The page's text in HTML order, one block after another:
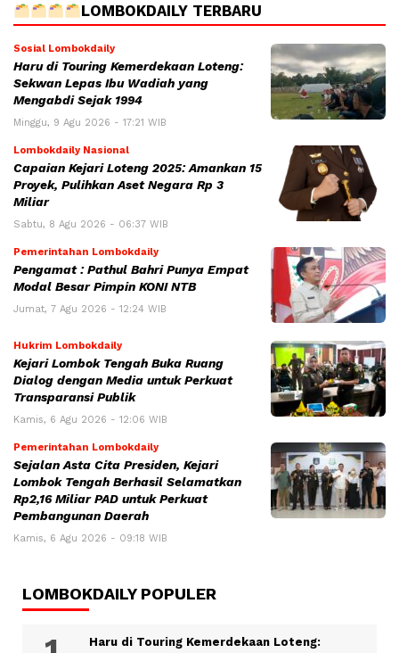
LOMBOKDAILY TERBARU
Sosial Lombokdaily
Haru di Touring Kemerdekaan Loteng:
Sekwan Lepas Ibu Wadiah yang
Mengabdi Sejak 1994
Minggu, 9 Agu 2026 - 17:21 WIB
Lombokdaily Nasional
Capaian Kejari Loteng 2025: Amankan 15
Proyek, Pulihkan Aset Negara Rp 3
Miliar
Sabtu, 8 Agu 2026 - 06:37 WIB
Pemerintahan Lombokdaily
Pengamat : Pathul Bahri Punya Empat
Modal Besar Pimpin KONI NTB
Jumat, 7 Agu 2026 - 12:24 WIB
Hukrim Lombokdaily
Kejari Lombok Tengah Buka Ruang
Dialog dengan Media untuk Perkuat
Transparansi Publik
Kamis, 6 Agu 2026 - 12:06 WIB
Pemerintahan Lombokdaily
Sejalan Asta Cita Presiden, Kejari
Lombok Tengah Berhasil Selamatkan
Rp2,16 Miliar PAD untuk Perkuat
Pembangunan Daerah
Kamis, 6 Agu 2026 - 09:18 WIB
LOMBOKDAILY POPULER
Haru di Touring Kemerdekaan Loteng: